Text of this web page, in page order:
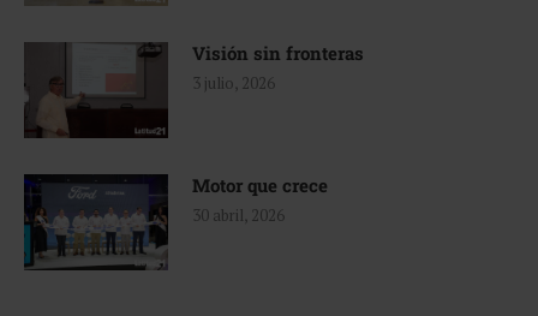
Visión sin fronteras
3 julio, 2026
Motor que crece
30 abril, 2026